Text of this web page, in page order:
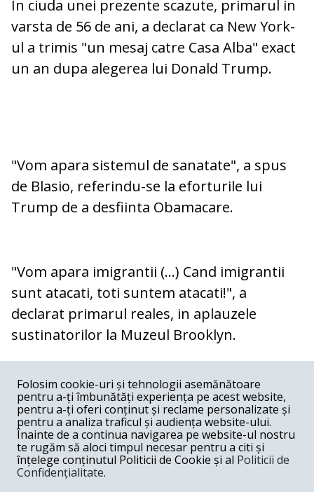
In ciuda unei prezente scazute, primarul in
varsta de 56 de ani, a declarat ca New York-
ul a trimis "un mesaj catre Casa Alba" exact
un an dupa alegerea lui Donald Trump.
"Vom apara sistemul de sanatate", a spus
de Blasio, referindu-se la eforturile lui
Trump de a desfiinta Obamacare.
"Vom apara imigrantii (...) Cand imigrantii
sunt atacati, toti suntem atacati!", a
declarat primarul reales, in aplauzele
sustinatorilor la Muzeul Brooklyn.
COMENTARII
Nume
Email
Folosim cookie-uri și tehnologii asemănătoare
pentru a-ți îmbunătăți experiența pe acest website,
pentru a-ți oferi conținut și reclame personalizate și
pentru a analiza traficul și audiența website-ului.
Înainte de a continua navigarea pe website-ul nostru
te rugăm să aloci timpul necesar pentru a citi și
înțelege conținutul Politicii de Cookie și al Politicii de
Confidențialitate.